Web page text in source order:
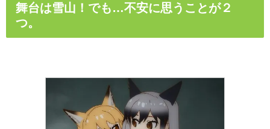
舞台は雪山！でも…不安に思うことが２
つ。